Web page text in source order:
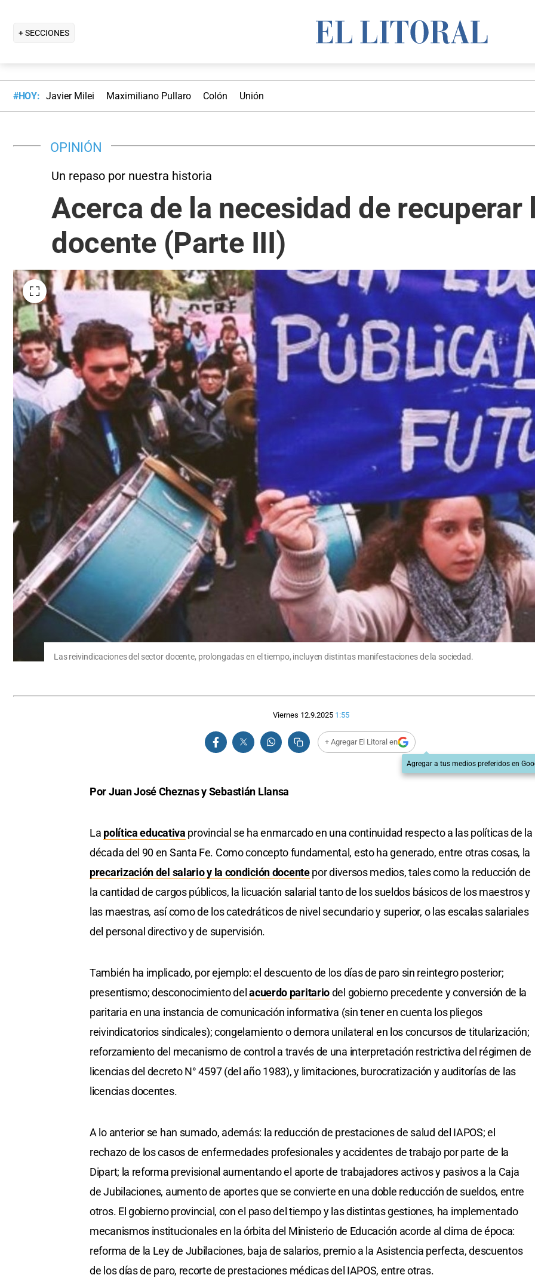
+ SECCIONES
#HOY: Javier Milei Maximiliano Pullaro Colón Unión
OPINIÓN
Un repaso por nuestra historia
Acerca de la necesidad de recuperar
docente (Parte III)
Las reivindicaciones del sector docente, prolongadas en el tiempo, incluyen distintas manifestaciones de la sociedad.
Viernes 12.9.2025 1:55
+ Agregar El Litoral en
Agregar a tus medios preferidos en
Por Juan José Cheznas y Sebastián Llansa
La política educativa provincial se ha enmarcado en una continuidad respecto a las políticas de la
década del 90 en Santa Fe. Como concepto fundamental, esto ha generado, entre otras cosas, la
precarización del salario y la condición docentepor diversos medios, tales como la reducción de
la cantidad de cargos públicos, la licuación salarial tanto de los sueldos básicos de los maestros y
las maestras, así como de los catedráticos de nivel secundario y superior, o las escalas salariales
del personal directivo y de supervisión.
También ha implicado, por ejemplo: el descuento de los días de paro sin reintegro posterior;
presentismo; desconocimiento delacuerdo paritariodel gobierno precedente y conversión de la
paritaria en una instancia de comunicación informativa (sin tener en cuenta los pliegos
reivindicatorios sindicales); congelamiento o demora unilateral en los concursos de titularización;
reforzamiento del mecanismo de control a través de una interpretación restrictiva del régimen de
licencias del decreto N° 4597 (del año 1983), y limitaciones, burocratización y auditorías de las
licencias docentes.
A lo anterior se han sumado, además: la reducción de prestaciones de salud del IAPOS; el
rechazo de los casos de enfermedades profesionales y accidentes de trabajo por parte de la
Dipart; la reforma previsional aumentando el aporte de trabajadores activos y pasivos a la Caja
de Jubilaciones, aumento de aportes que se convierte en una doble reducción de sueldos, entre
otros. El gobierno provincial, con el paso del tiempo y las distintas gestiones, ha implementado
mecanismos institucionales en la órbita del Ministerio de Educación acorde al clima de época:
reforma de la Ley de Jubilaciones, baja de salarios, premio a la Asistencia perfecta, descuentos
de los días de paro, recorte de prestaciones médicas del IAPOS, entre otras.